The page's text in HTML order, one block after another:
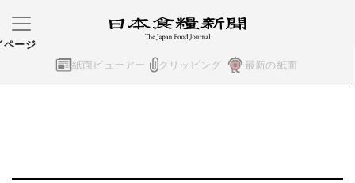
紙面ビューアー クリッピング 最新の紙面
ページ